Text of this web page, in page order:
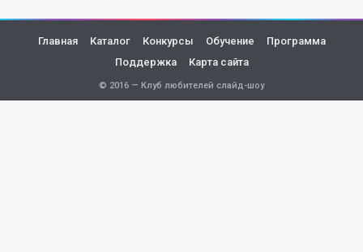
Главная Каталог Конкурсы Обучение
Программа
Поддержка
Карта сайта
© 2016 — Клуб любителей слайд-шоу